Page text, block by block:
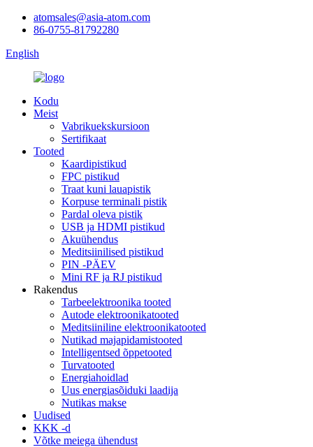
atomsales@asia-atom.com
86-0755-81792280
English
Kodu
Meist
Vabrikuekskursioon
Sertifikaat
Tooted
Kaardipistikud
FPC pistikud
Traat kuni lauapistik
Korpuse terminali pistik
Pardal oleva pistik
USB ja HDMI pistikud
Akuühendus
Meditsiinilised pistikud
PIN -PÄEV
Mini RF ja RJ pistikud
Rakendus
Tarbeelektroonika tooted
Autode elektroonikatooted
Meditsiiniline elektroonikatooted
Nutikad majapidamistooted
Intelligentsed õppetooted
Turvatooted
Energiahoidlad
Uus energiasõiduki laadija
Nutikas makse
Uudised
KKK -d
Võtke meiega ühendust